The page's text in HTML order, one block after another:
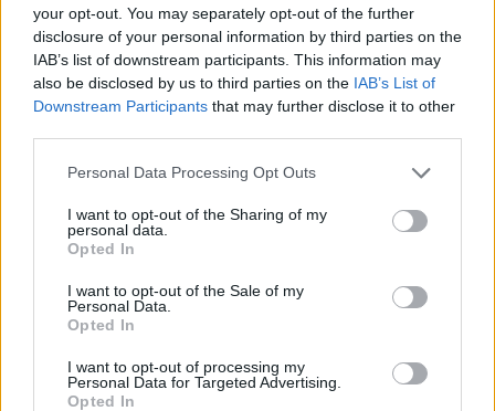
your opt-out. You may separately opt-out of the further
disclosure of your personal information by third parties on the
IAB’s list of downstream participants. This information may
also be disclosed by us to third parties on the IAB’s List of
Downstream Participants that may further disclose it to other
Personal Data Processing Opt Outs
I want to opt-out of the Sharing of my
personal data.
Opted In
I want to opt-out of the Sale of my
Personal Data.
Opted In
I want to opt-out of processing my
Personal Data for Targeted Advertising.
Opted In
UUTISET
Kela voi leikata tukia
ulkomaanmatkan vuoksi
4